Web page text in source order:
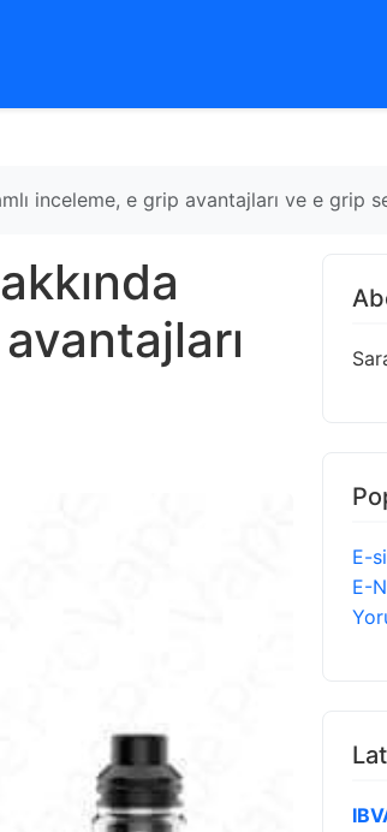
inceleme, e grip avantajları ve e grip
E-
E-